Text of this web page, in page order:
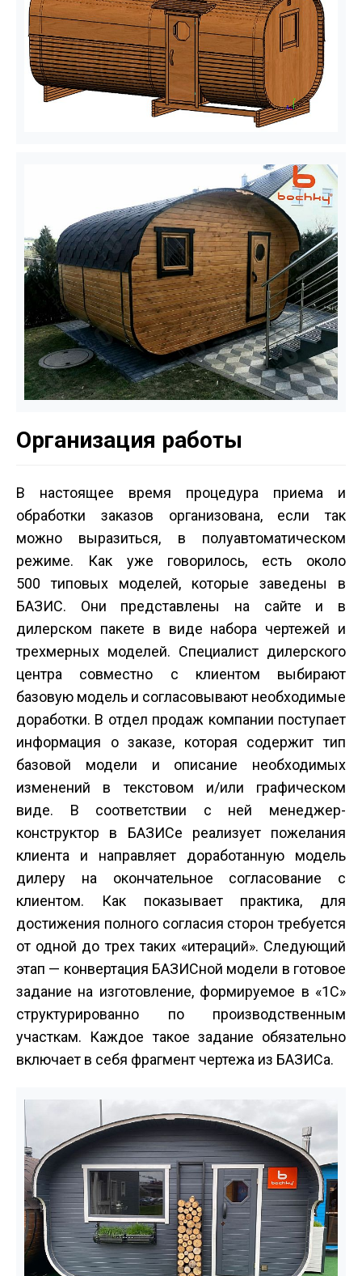
Организация работы
В настоящее время процедура приема и
обработки заказов организована, если так
можно выразиться, в полуавтоматическом
режиме. Как уже говорилось, есть около
500 типовых моделей, которые заведены в
БАЗИС. Они представлены на сайте и в
дилерском пакете в виде набора чертежей и
трехмерных моделей. Специалист дилерского
центра совместно с клиентом выбирают
базовую модель и согласовывают необходимые
доработки. В отдел продаж компании поступает
информация о заказе, которая содержит тип
базовой модели и описание необходимых
изменений в текстовом и/или графическом
виде. В соответствии с ней менеджер­
конструктор в БАЗИСе реализует пожелания
клиента и направляет доработанную модель
дилеру на окончательное согласование с
клиентом. Как показывает практика, для
достижения полного согласия сторон требуется
от одной до трех таких «итераций». Следующий
этап — конвертация БАЗИСной модели в готовое
задание на изготовление, формируемое в «1С»
структурированно по производственным
участкам. Каждое такое задание обязательно
включает в себя фрагмент чертежа из БАЗИСа.